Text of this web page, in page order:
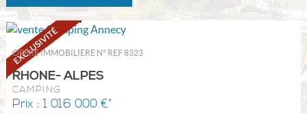
OFFRE IMMOBILIÈRE N° REF 8323
RHONE- ALPES
CAMPING
Prix : 1 016 000 €*